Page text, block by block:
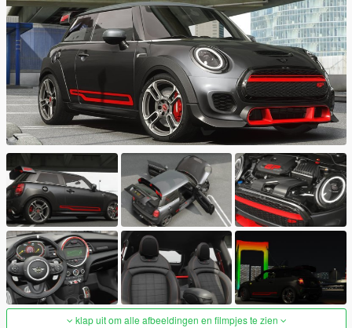
klap uit om alle afbeeldingen en filmpjes te zien